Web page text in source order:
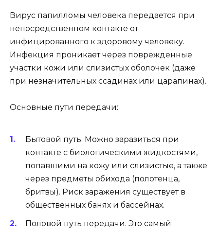
Вирус папилломы человека передается при
непосредственном контакте от
инфицированного к здоровому человеку.
Инфекция проникает через поврежденные
участки кожи или слизистых оболочек (даже
при незначительных ссадинах или царапинах).
Основные пути передачи:
Бытовой путь. Можно заразиться при
контакте с биологическими жидкостями,
попавшими на кожу или слизистые, а также
через предметы обихода (полотенца,
бритвы). Риск заражения существует в
общественных банях и бассейнах.
Половой путь передачи. Это самый